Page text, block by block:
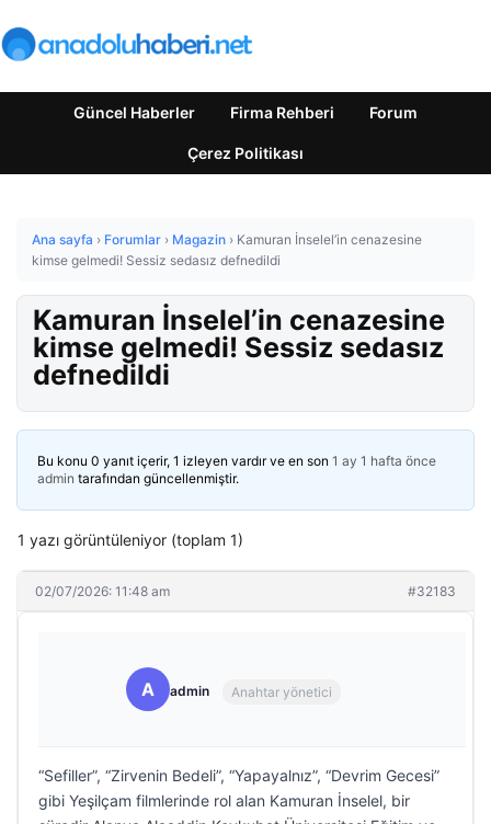
Güncel Haberler Firma Rehberi Forum
Çerez Politikası
Ana sayfa › Forumlar › Magazin › Kamuran İnselel’in cenazesine
kimse gelmedi! Sessiz sedasız defnedildi
Kamuran İnselel’in cenazesine
kimse gelmedi! Sessiz sedasız
defnedildi
Bu konu 0 yanıt içerir, 1 izleyen vardır ve en son 1 ay 1 hafta önce
admin tarafından güncellenmiştir.
1 yazı görüntüleniyor (toplam 1)
02/07/2026: 11:48 am #32183
A admin Anahtar yönetici
“Sefiller”, “Zirvenin Bedeli”, “Yapayalnız”, “Devrim Gecesi”
gibi Yeşilçam filmlerinde rol alan Kamuran İnselel, bir